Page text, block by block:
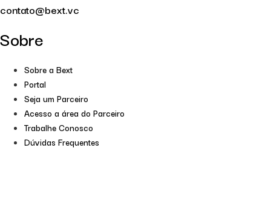
contato@bext.vc
Sobre
Sobre a Bext
Portal
Seja um Parceiro
Acesso a área do Parceiro
Trabalhe Conosco
Dúvidas Frequentes